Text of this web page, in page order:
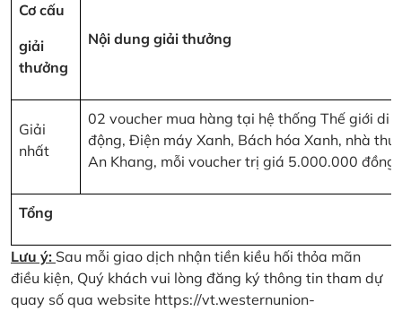
Cơ cấu
giải
thưởng
Nội dung giải thưởng
Giải
nhất
02 voucher mua hàng tại hệ thống Thế giới di
động, Điện máy Xanh, Bách hóa Xanh, nhà
An Khang, mỗi voucher trị giá 5.000.000 đồng
Tổng
Lưu ý: Sau mỗi giao dịch nhận tiền kiều hối thỏa mãn
điều kiện, Quý khách vui lòng đăng ký thông tin tham dự
quay số qua website https://vt.westernunion-